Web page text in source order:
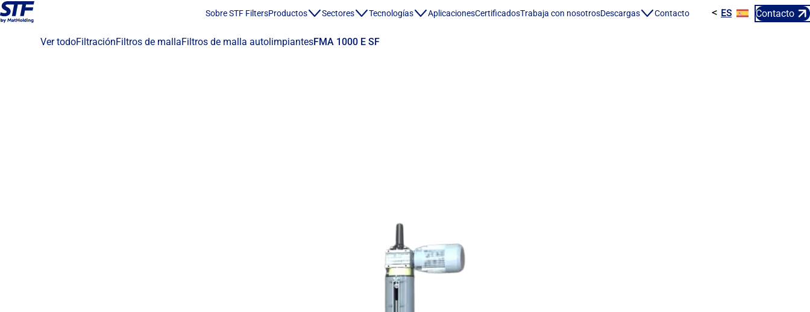
Sobre STF FiltersProductos Sectores Tecnologías AplicacionesCertificadosTrabaja con nosotrosDescargas Contacto < ES FR
Contacto
Ver todoFiltraciónFiltros de mallaFiltros de malla autolimpiantesFMA 1000 E SF